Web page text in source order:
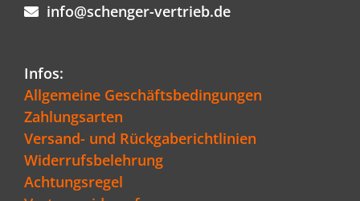
info@schenger-vertrieb.de
Infos:
Allgemeine Geschäftsbedingungen
Zahlungsarten
Versand- und Rückgaberichtlinien
Widerrufsbelehrung
Achtungsregel